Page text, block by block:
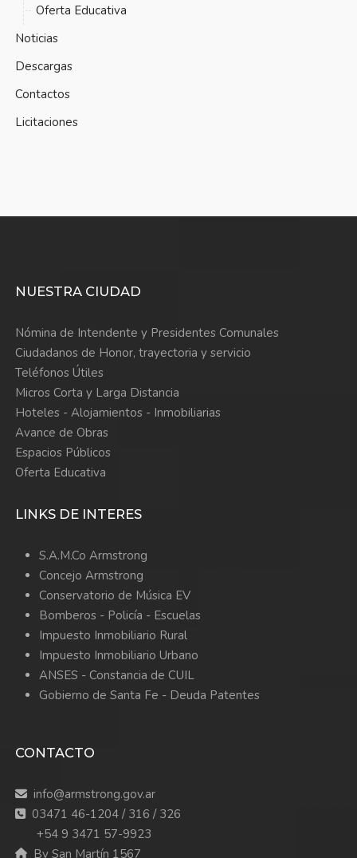
Oferta Educativa
Noticias
Descargas
Contactos
Licitaciones
NUESTRA CIUDAD
Nómina de Intendente y Presidentes Comunales
Ciudadanos de Honor, trayectoria y servicio
Teléfonos Útiles
Micros Corta y Larga Distancia
Hoteles - Alojamientos - Inmobiliarias
Avance de Obras
Espacios Públicos
Oferta Educativa
LINKS DE INTERES
S.A.M.Co Armstrong
Concejo Armstrong
Conservatorio de Música EV
Bomberos - Policía - Escuelas
Impuesto Inmobiliario Rural
Impuesto Inmobiliario Urbano
ANSES - Constancia de CUIL
Gobierno de Santa Fe - Deuda Patentes
CONTACTO
info@armstrong.gov.ar
03471 46-1204 / 316 / 326
+54 9 3471 57-9923
Bv San Martín 1567